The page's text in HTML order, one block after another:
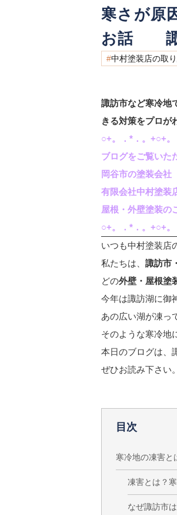
寒さが原
お話 諏
中村塗装店の取
諏訪市など寒冷地
きる対策をプロが
○+。．*．。+○+
ブログをご覧いた
岡谷市の塗装会社
有限会社中村塗装
屋根・外壁塗装の
○+。．*．。+○+
いつも中村塗装店
私たちは、 諏訪市
どの外壁・屋根塗
今年は諏訪湖に御
あの広い湖が凍っ
そのような寒冷地
本日のブログは、
ぜひお読み下さい。
目次
寒冷地の凍害と
凍害とは？
なぜ諏訪市